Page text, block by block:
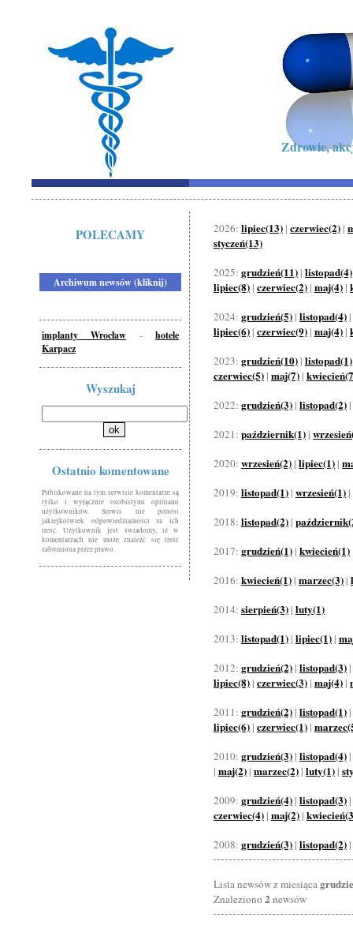
Zdrowie,
POLECAMY
Archiwum newsów (kliknij)
implanty Wrocław -hotele
Karpacz
Wyszukaj
Ostatnio komentowane
Publikowane na tym serwisie komentarze są
tylko i wyłącznie osobistymi opiniami
użytkowników. Serwis nie ponosi
jakiejkolwiek odpowiedzialności za ich
treść. Użytkownik jest świadomy, iż w
komentarzach nie może znaleźć się treść
zabroniona przez prawo.
2026: lipiec(13) | czerwiec(2) |
styczeń(13)
2025: grudzień(11) | listopad(4)
lipiec(8) | czerwiec(2) | maj(4) |
2024: grudzień(5) | listopad(4) |
lipiec(6) | czerwiec(9) | maj(4) |
2023: grudzień(10) | listopad(1)
czerwiec(5) | maj(7) |
2022: grudzień(3) | listopad(2) |
2021: październik(1) |
2020: wrzesień(2) | lipiec(1) |
2019: listopad(1) | wrzesień(1) |
2018: listopad(2) |
2017: grudzień(1) | kwiecień(1)
2016: kwiecień(1) | marzec(3) |
2014: sierpień(3) | luty(1)
2013: listopad(1) | lipiec(1) |
2012: grudzień(2) | listopad(3) |
lipiec(8) | czerwiec(3) | maj(4) |
2011: grudzień(2) | listopad(1) |
lipiec(6) | czerwiec(1) |
2010: grudzień(3) | listopad(4) |
| maj(2) | marzec(2) | luty(1) |
2009: grudzień(4) | listopad(3) |
czerwiec(4) | maj(2) |
2008: grudzień(3) | listopad(2) |
Lista newsów z miesiąca
Znaleziono 2 newsów